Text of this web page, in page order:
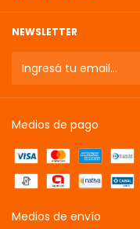
NEWSLETTER
Medios de pago
Medios de envío